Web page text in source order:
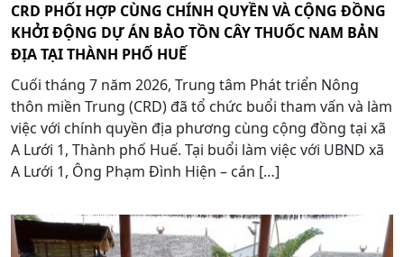
CRD PHỐI HỢP CÙNG CHÍNH QUYỀN VÀ CỘNG ĐỒNG
KHỞI ĐỘNG DỰ ÁN BẢO TỒN CÂY THUỐC NAM BẢN
ĐỊA TẠI THÀNH PHỐ HUẾ
Cuối tháng 7 năm 2026, Trung tâm Phát triển Nông
thôn miền Trung (CRD) đã tổ chức buổi tham vấn và làm
việc với chính quyền địa phương cùng cộng đồng tại xã
A Lưới 1, Thành phố Huế. Tại buổi làm việc với UBND xã
A Lưới 1, Ông Phạm Đình Hiện – cán […]